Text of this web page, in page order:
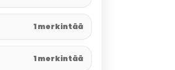
1 merkintää
1 merkintää